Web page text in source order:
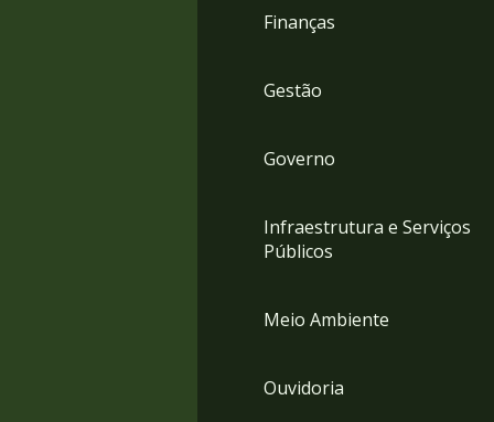
Finanças
Gestão
Governo
Infraestrutura e Serviços
Públicos
Meio Ambiente
Ouvidoria